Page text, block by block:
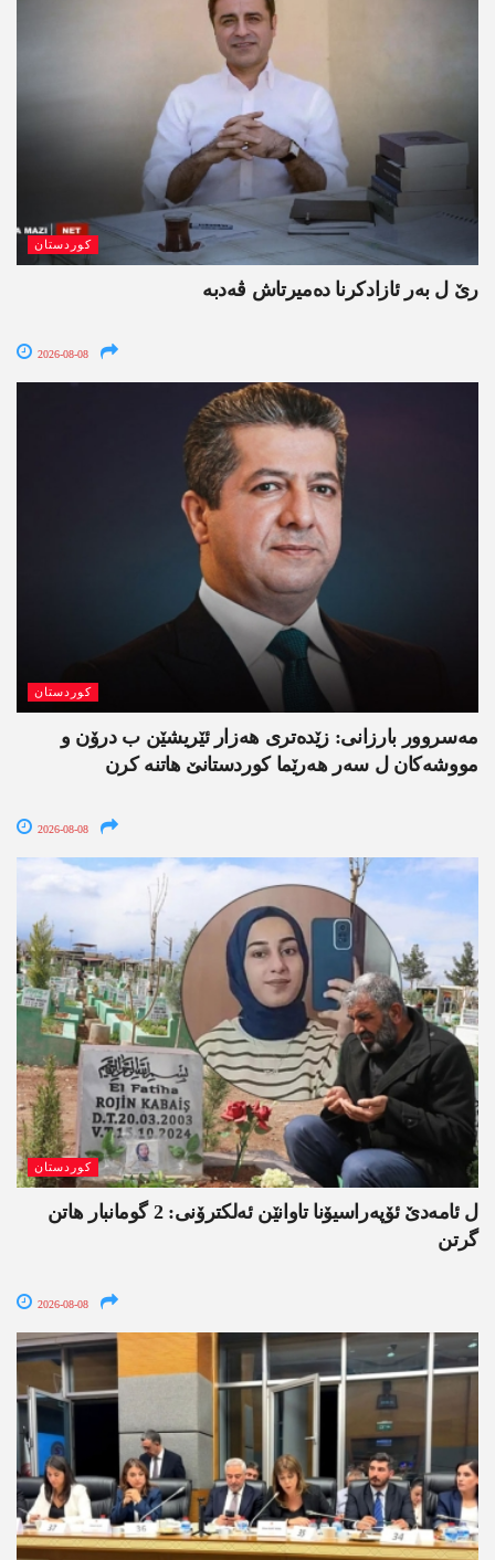
کوردستان
رێ ل بەر ئازادکرنا دەمیرتاش ڤەدبە
2026-08-08
کوردستان
مەسروور بارزانی: زێدەتری ھەزار ئێریشێن ب درۆن و
مووشەکان ل سەر ھەرێما کوردستانێ ھاتنە کرن
2026-08-08
کوردستان
ل ئامەدێ ئۆپەراسیۆنا تاوانێن ئەلکترۆنی: 2 گومانبار ھاتن
گرتن
2026-08-08